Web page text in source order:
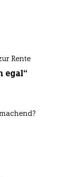
Rente
egal“